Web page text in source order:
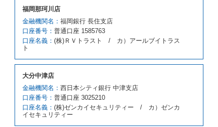
お、代替レンタカーの貸渡料金が予約された車種クラ
スの貸渡料金より高くなるときは、予約した車種クラ
スの貸渡料金によるものとし、予約された車種クラス
の貸渡料金より低くなるときは、当該代替レンタカー
の車種クラスの貸渡料金によるものとします。
を拒絶し、予約を取り消すことができるものとしま
す。
前項の場合、第１項の貸渡しをすることができない原
因が、当社の責に帰する事由によるときには第４条第
４項の予約の取消しとして取り扱い、当社は受領済の
予約申込金を返還するものとします。
第３項の場合、第１項の貸渡しをすることができない
福岡那珂川店
金融機関名： 福岡銀行 長住支店
口座番号： 普通口座 1585763
口座名義： (株)ＲＶトラスト / カ）アールブイトラス
ト
大分中津店
金融機関名： 西日本シティ銀行 中津支店
口座番号： 普通口座 3025210
口座名義： (株)ゼンカイセキュリティー / カ）ゼンカ
イセキュリティー